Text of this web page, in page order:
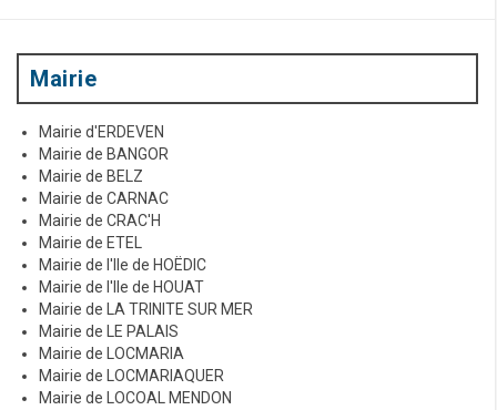
c
l
e
Mairie
Mairie d'ERDEVEN
Mairie de BANGOR
Mairie de BELZ
Mairie de CARNAC
Mairie de CRAC'H
Mairie de ETEL
Mairie de l'Ile de HOËDIC
Mairie de l'Ile de HOUAT
Mairie de LA TRINITE SUR MER
Mairie de LE PALAIS
Mairie de LOCMARIA
Mairie de LOCMARIAQUER
Mairie de LOCOAL MENDON